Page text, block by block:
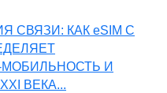
СВЯЗИ: КАК eSIM С
И
ВЕКА...